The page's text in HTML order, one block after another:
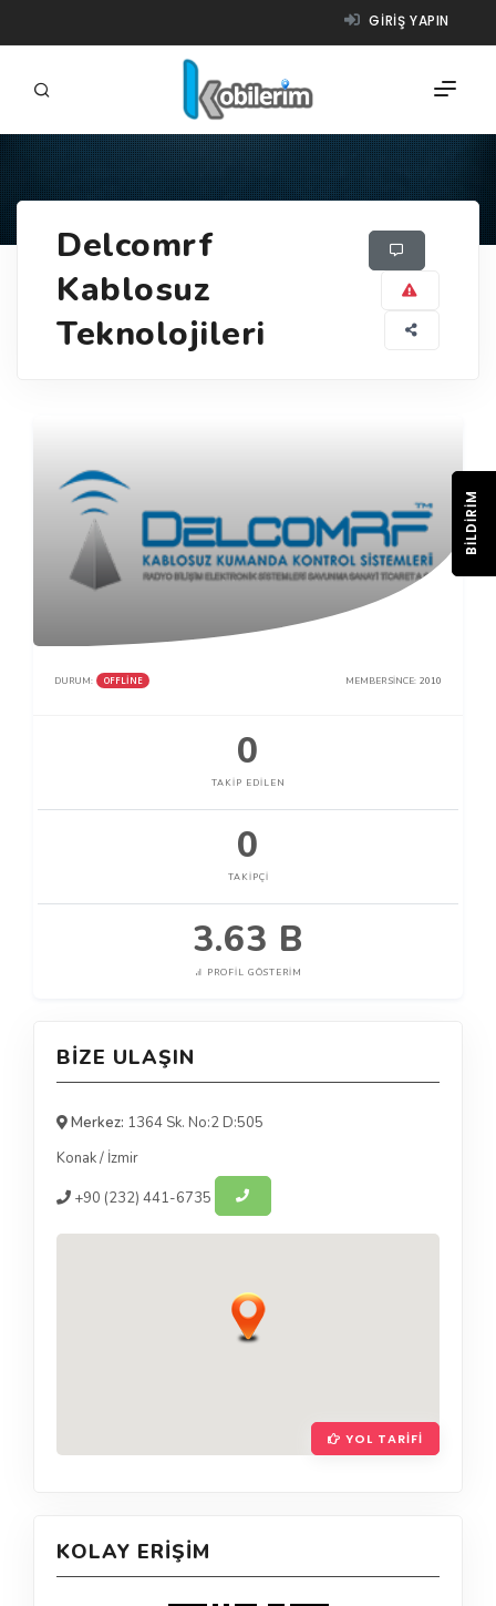
GIRIŞ YAPIN
ÜRÜNLER
Delcomrf
Kablosuz
Teknolojileri
DURUM: OFFLINE MEMBER SINCE: 2010
0
TAKIP EDILEN
0
TAKIPÇI
3.63 B
PROFIL GÖSTERIM
BIZE ULAŞIN
Merkez: 1364 Sk. No:2 D:505
Konak/ İzmir
+90 (232) 441-6735
YOL TARIFI
KOLAY ERIŞIM
BILDIRIM